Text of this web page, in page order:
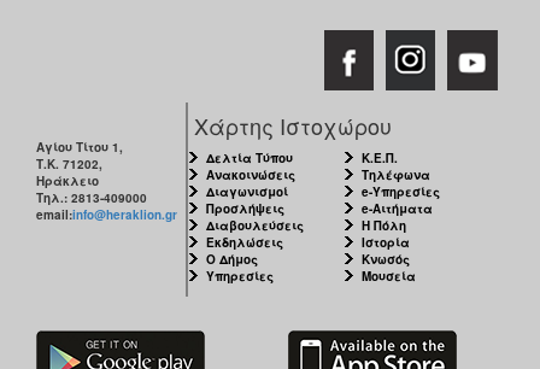
Αγίου Τίτου 1,
Τ.Κ. 71202,
Ηράκλειο
Τηλ.: 2813-409000
email:info@heraklion.gr
Χάρτης Ιστοχώρου
Δελτία Τύπου
Ανακοινώσεις
Διαγωνισμοί
Προσλήψεις
Διαβουλεύσεις
Εκδηλώσεις
Ο Δήμος
Υπηρεσίες
Κ.Ε.Π.
Τηλέφωνα
e-Υπηρεσίες
e-Αιτήματα
Η Πόλη
Ιστορία
Κνωσός
Μουσεία